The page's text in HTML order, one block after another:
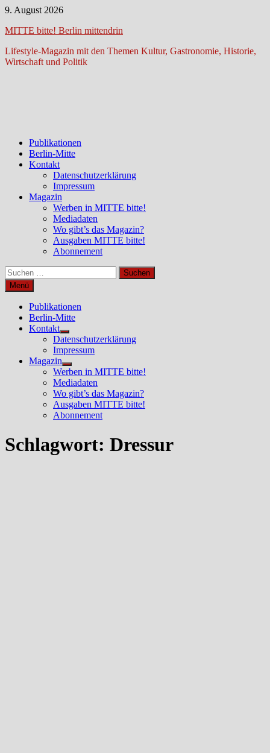
Zum
springen
9. August 2026
MITTE bitte! Berlin mittendrin
Lifestyle-Magazin mit den Themen Kultur, Gastronomie, Historie,
Wirtschaft und Politik
Publikationen
Berlin-Mitte
Kontakt
Datenschutzerklärung
Impressum
Magazin
Werben in MITTE bitte!
Mediadaten
Wo gibt’s das Magazin?
Ausgaben MITTE bitte!
Abonnement
Suchen
nach:
Menü
Publikationen
Berlin-Mitte
Kontakt
Untermenü
anzeigen
Datenschutzerklärung
Impressum
Magazin
Untermenü
anzeigen
Werben in MITTE bitte!
Mediadaten
Wo gibt’s das Magazin?
Ausgaben MITTE bitte!
Abonnement
Schlagwort: Dressur